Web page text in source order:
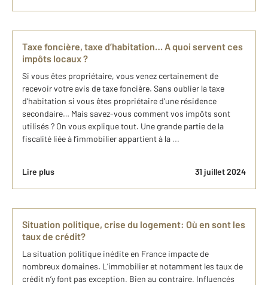
Taxe foncière, taxe d’habitation… A quoi servent ces
impôts locaux ?
Si vous êtes propriétaire, vous venez certainement de
recevoir votre avis de taxe foncière. Sans oublier la taxe
d’habitation si vous êtes propriétaire d’une résidence
secondaire… Mais savez-vous comment vos impôts sont
utilisés ? On vous explique tout. Une grande partie de la
fiscalité liée à l’immobilier appartient à la ...
Lire plus 31 juillet 2024
Situation politique, crise du logement: Où en sont les
taux de crédit?
La situation politique inédite en France impacte de
nombreux domaines. L’immobilier et notamment les taux de
crédit n’y font pas exception. Bien au contraire. Influencés